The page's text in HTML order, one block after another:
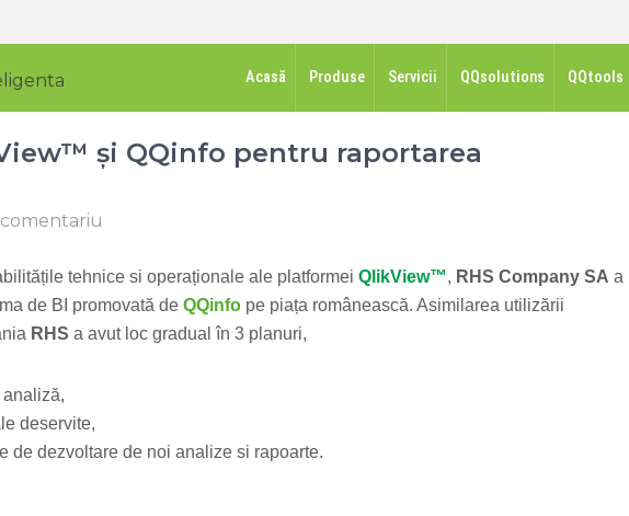
Acasă Produse Servicii QQsolutions QQtools
și QQinfo pentru raportarea
tehnice si operaționale ale platformei QlikView™, RHS Company SA a
de BI promovată de QQinfo pe piața românească. Asimilarea utilizării
RHS a avut loc gradual în 3 planuri,
deservite,
de dezvoltare de noi analize si rapoarte.